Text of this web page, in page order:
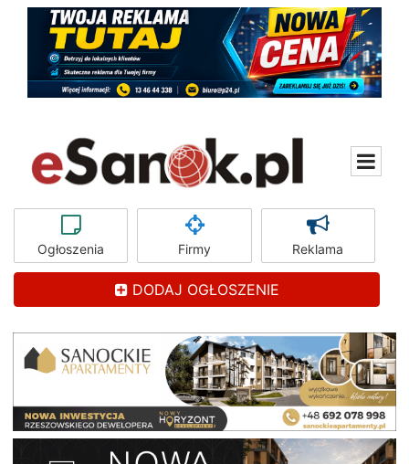
Ogłoszenia Firmy Reklama
DODAJ OGŁOSZENIE